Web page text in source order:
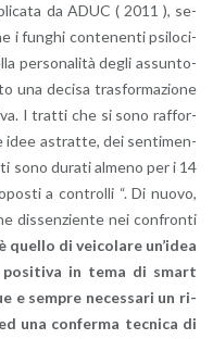
da ADUC ( 2011 ), se­
i fun­ghi con­te­nen­ti psi­lo­ci­
per­so­na­li­tà degli as­sun­to­
una de­ci­sa tra­sfor­ma­zio­ne
I trat­ti che si sono raf­for­
idee astrat­te, dei sen­ti­men­
sono du­ra­ti al­me­no per i 14
a con­trol­li “. Di nuovo,
dis­sen­zien­te nei con­fron­ti
quel­lo di vei­co­la­re un’i­dea
po­si­ti­va in tema di smart
e sem­pre ne­ces­sa­ri un ri­
una con­fer­ma tec­ni­ca di